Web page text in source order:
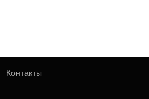
Контакты